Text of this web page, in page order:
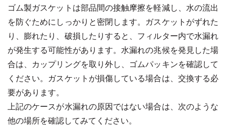
ゴム製ガスケットは部品間の接触摩擦を軽減し、水の流出
を防ぐためにしっかりと密閉します。ガスケットがずれた
り、膨れたり、破損したりすると、フィルター内で水漏れ
が発生する可能性があります。水漏れの兆候を発見した場
合は、カップリングを取り外し、ゴムパッキンを確認して
ください。ガスケットが損傷している場合は、交換する必
要があります。
上記のケースが水漏れの原因ではない場合は、次のような
他の場所を確認してみてください。